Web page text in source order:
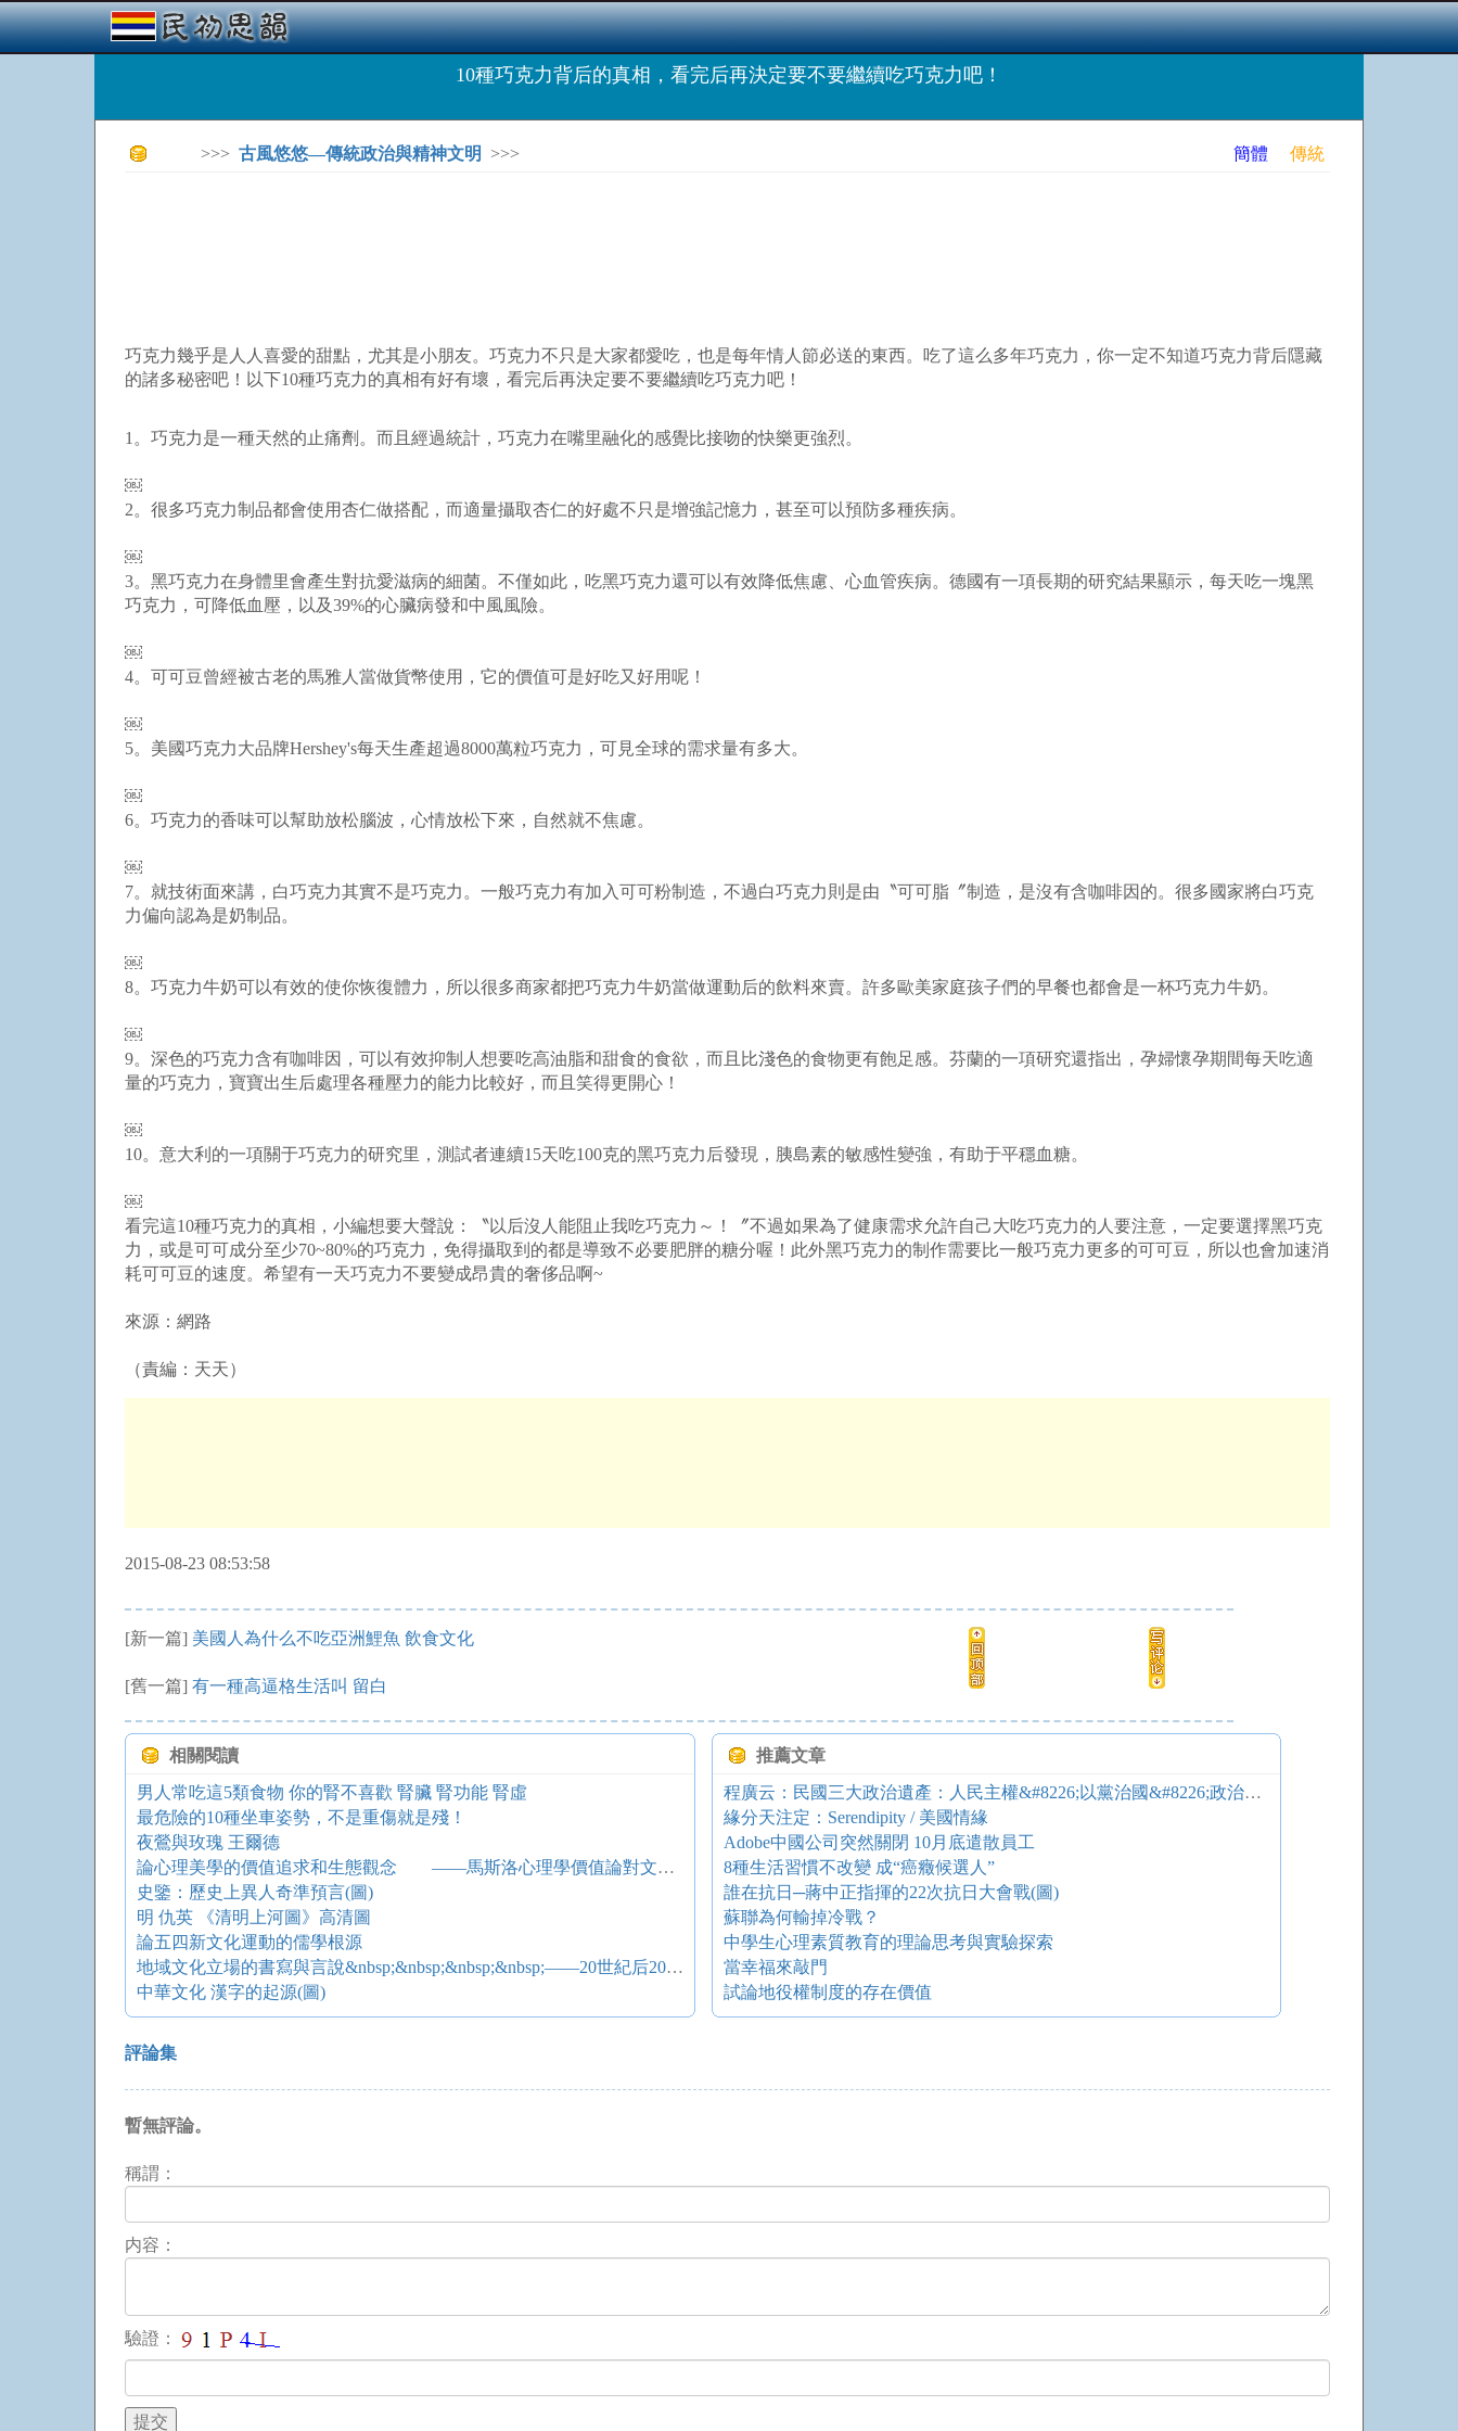
10種巧克力背后的真相，看完后再決定要不要繼續吃巧克力吧！
>>> 古風悠悠—傳統政治與精神文明 >>> 簡體 傳統
巧克力幾乎是人人喜愛的甜點，尤其是小朋友。巧克力不只是大家都愛吃，也是每年情人節必送的東西。吃了這么多年巧克力，你一定不知道巧克力背后隱藏
的諸多秘密吧！以下10種巧克力的真相有好有壞，看完后再決定要不要繼續吃巧克力吧！
1。巧克力是一種天然的止痛劑。而且經過統計，巧克力在嘴里融化的感覺比接吻的快樂更強烈。
￼
2。很多巧克力制品都會使用杏仁做搭配，而適量攝取杏仁的好處不只是增強記憶力，甚至可以預防多種疾病。
￼
3。黑巧克力在身體里會產生對抗愛滋病的細菌。不僅如此，吃黑巧克力還可以有效降低焦慮、心血管疾病。德國有一項長期的研究結果顯示，每天吃一塊黑
巧克力，可降低血壓，以及39%的心臟病發和中風風險。
￼
4。可可豆曾經被古老的馬雅人當做貨幣使用，它的價值可是好吃又好用呢！
￼
5。美國巧克力大品牌Hershey's每天生產超過8000萬粒巧克力，可見全球的需求量有多大。
￼
6。巧克力的香味可以幫助放松腦波，心情放松下來，自然就不焦慮。
￼
7。就技術面來講，白巧克力其實不是巧克力。一般巧克力有加入可可粉制造，不過白巧克力則是由〝可可脂〞制造，是沒有含咖啡因的。很多國家將白巧克
力偏向認為是奶制品。
￼
8。巧克力牛奶可以有效的使你恢復體力，所以很多商家都把巧克力牛奶當做運動后的飲料來賣。許多歐美家庭孩子們的早餐也都會是一杯巧克力牛奶。
￼
9。深色的巧克力含有咖啡因，可以有效抑制人想要吃高油脂和甜食的食欲，而且比淺色的食物更有飽足感。芬蘭的一項研究還指出，孕婦懷孕期間每天吃適
量的巧克力，寶寶出生后處理各種壓力的能力比較好，而且笑得更開心！
￼
10。意大利的一項關于巧克力的研究里，測試者連續15天吃100克的黑巧克力后發現，胰島素的敏感性變強，有助于平穩血糖。
￼
看完這10種巧克力的真相，小編想要大聲說：〝以后沒人能阻止我吃巧克力～！〞不過如果為了健康需求允許自己大吃巧克力的人要注意，一定要選擇黑巧克
力，或是可可成分至少70~80%的巧克力，免得攝取到的都是導致不必要肥胖的糖分喔！此外黑巧克力的制作需要比一般巧克力更多的可可豆，所以也會加速消
耗可可豆的速度。希望有一天巧克力不要變成昂貴的奢侈品啊~
來源：網路
（責編：天天）
2015-08-23 08:53:58
[新一篇] 美國人為什么不吃亞洲鯉魚 飲食文化
[舊一篇] 有一種高逼格生活叫 留白
相關閱讀
男人常吃這5類食物 你的腎不喜歡 腎臟 腎功能 腎虛
最危險的10種坐車姿勢，不是重傷就是殘！
夜鶯與玫瑰 王爾德
論心理美學的價值追求和生態觀念 ——馬斯洛心理學價值論對文藝心理研究的啟示
史鑒：歷史上異人奇準預言(圖)
明 仇英 《清明上河圖》高清圖
論五四新文化運動的儒學根源
地域文化立場的書寫與言說&nbsp;&nbsp;&nbsp;&nbsp;——20世紀后20年小說語言論之三
中華文化 漢字的起源(圖)
推薦文章
程廣云：民國三大政治遺產：人民主權&#8226;以黨治國&#8226;政治協商
緣分天注定：Serendipity / 美國情緣
Adobe中國公司突然關閉 10月底遣散員工
8種生活習慣不改變 成“癌癥候選人”
誰在抗日─蔣中正指揮的22次抗日大會戰(圖)
蘇聯為何輸掉冷戰？
中學生心理素質教育的理論思考與實驗探索
當幸福來敲門
試論地役權制度的存在價值
評論集
暫無評論。
稱謂：
内容：
驗證：